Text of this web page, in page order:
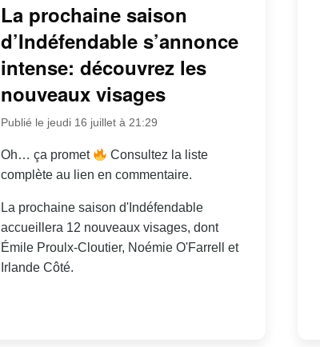
La prochaine saison
d’Indéfendable s’annonce
intense: découvrez les
nouveaux visages
Publié le jeudi 16 juillet à 21:29
Oh… ça promet
Consultez la liste
complète au lien en commentaire.
La prochaine saison d'Indéfendable
accueillera 12 nouveaux visages, dont
Émile Proulx-Cloutier, Noémie O'Farrell et
Irlande Côté.